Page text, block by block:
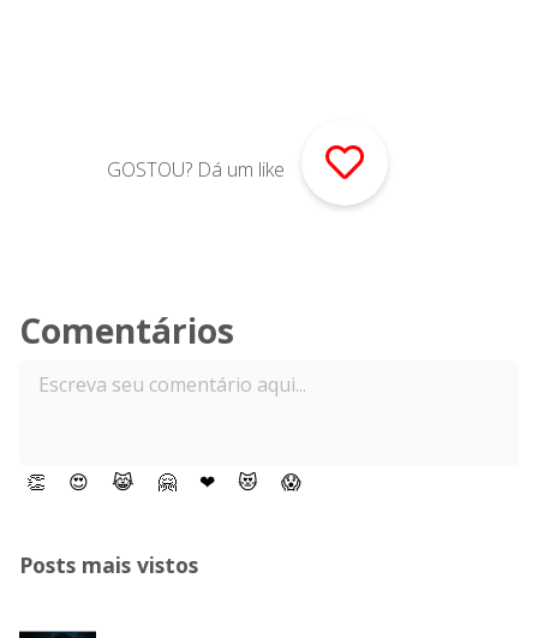
GOSTOU? Dá um like
Comentários
👏 😍 😹 🤗 ❤ 😻 😱
Posts mais vistos